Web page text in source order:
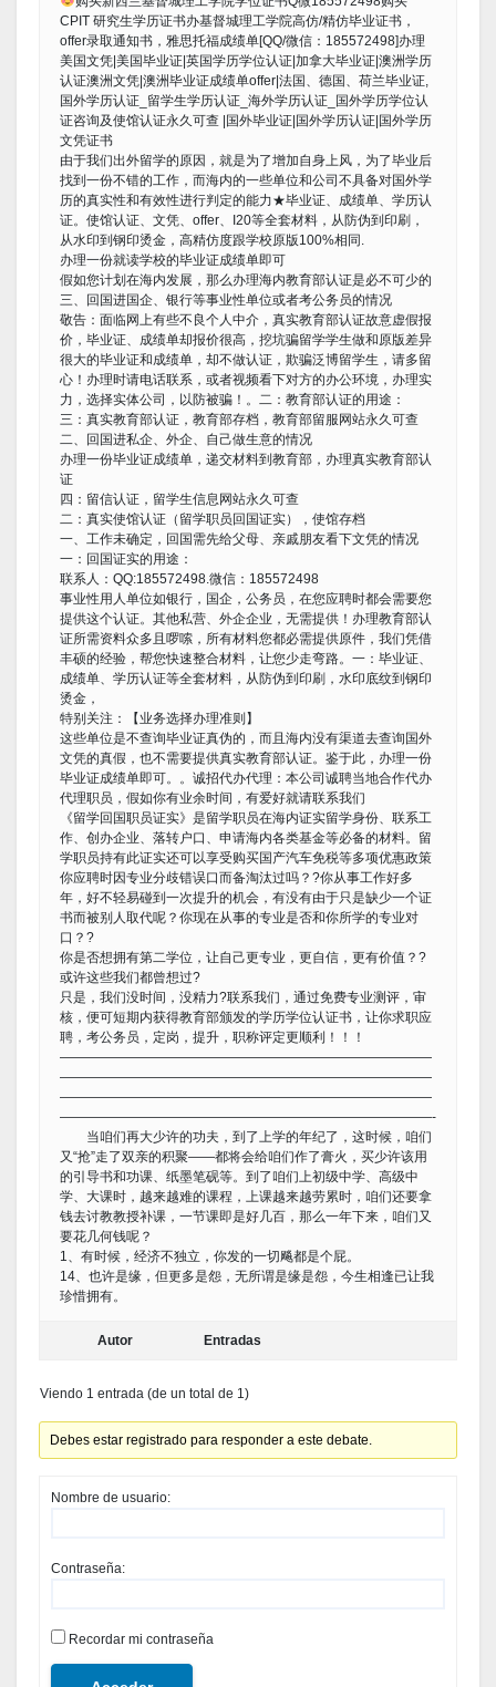
CPIT 研究生学历证书办基督城理工学院高仿/精仿毕业证书，
offer录取通知书，雅思托福成绩单[QQ/微信：185572498]办理
美国文凭|美国毕业证|英国学历学位认证|加拿大毕业证|澳洲学历
认证澳洲文凭|澳洲毕业证成绩单offer|法国、德国、荷兰毕业证,
国外学历认证_留学生学历认证_海外学历认证_国外学历学位认
证咨询及使馆认证永久可查 |国外毕业证|国外学历认证|国外学历
文凭证书
由于我们出外留学的原因，就是为了增加自身上风，为了毕业后
找到一份不错的工作，而海内的一些单位和公司不具备对国外学
历的真实性和有效性进行判定的能力★毕业证、成绩单、学历认
证。使馆认证、文凭、offer、I20等全套材料，从防伪到印刷，
从水印到钢印烫金，高精仿度跟学校原版100%相同.
办理一份就读学校的毕业证成绩单即可
假如您计划在海内发展，那么办理海内教育部认证是必不可少的
三、回国进国企、银行等事业性单位或者考公务员的情况
敬告：面临网上有些不良个人中介，真实教育部认证故意虚假报
价，毕业证、成绩单却报价很高，挖坑骗留学学生做和原版差异
很大的毕业证和成绩单，却不做认证，欺骗泛博留学生，请多留
心！办理时请电话联系，或者视频看下对方的办公环境，办理实
力，选择实体公司，以防被骗！。二：教育部认证的用途：
三：真实教育部认证，教育部存档，教育部留服网站永久可查
二、回国进私企、外企、自己做生意的情况
办理一份毕业证成绩单，递交材料到教育部，办理真实教育部认
证
四：留信认证，留学生信息网站永久可查
二：真实使馆认证（留学职员回国证实），使馆存档
一、工作未确定，回国需先给父母、亲戚朋友看下文凭的情况
一：回国证实的用途：
联系人：QQ:185572498.微信：185572498
事业性用人单位如银行，国企，公务员，在您应聘时都会需要您
提供这个认证。其他私营、外企企业，无需提供！办理教育部认
证所需资料众多且啰嗦，所有材料您都必需提供原件，我们凭借
丰硕的经验，帮您快速整合材料，让您少走弯路。一：毕业证、
成绩单、学历认证等全套材料，从防伪到印刷，水印底纹到钢印
烫金，
特别关注：【业务选择办理准则】
这些单位是不查询毕业证真伪的，而且海内没有渠道去查询国外
文凭的真假，也不需要提供真实教育部认证。鉴于此，办理一份
毕业证成绩单即可。。诚招代办代理：本公司诚聘当地合作代办
代理职员，假如你有业余时间，有爱好就请联系我们
《留学回国职员证实》是留学职员在海内证实留学身份、联系工
作、创办企业、落转户口、申请海内各类基金等必备的材料。留
学职员持有此证实还可以享受购买国产汽车免税等多项优惠政策
你应聘时因专业分歧错误口而备淘汰过吗？?你从事工作好多
年，好不轻易碰到一次提升的机会，有没有由于只是缺少一个证
书而被别人取代呢？你现在从事的专业是否和你所学的专业对
口？?
你是否想拥有第二学位，让自己更专业，更自信，更有价值？?
或许这些我们都曾想过?
只是，我们没时间，没精力?联系我们，通过免费专业测评，审
核，便可短期内获得教育部颁发的学历学位认证书，让你求职应
聘，考公务员，定岗，提升，职称评定更顺利！！！
————————————————————————————
————————————————————————————
————————————————————————————
————————————————————————————-
当咱们再大少许的功夫，到了上学的年纪了，这时候，咱们
又“抢”走了双亲的积聚——都将会给咱们作了膏火，买少许该用
的引导书和功课、纸墨笔砚等。到了咱们上初级中学、高级中
学、大课时，越来越难的课程，上课越来越劳累时，咱们还要拿
钱去讨教教授补课，一节课即是好几百，那么一年下来，咱们又
要花几何钱呢？
1、有时候，经济不独立，你发的一切飚都是个屁。
14、也许是缘，但更多是怨，无所谓是缘是怨，今生相逢已让我
珍惜拥有。
Autor Entradas
Viendo 1 entrada (de un total de 1)
Debes estar registrado para responder a este debate.
Nombre de usuario:
Contraseña:
Recordar mi contraseña